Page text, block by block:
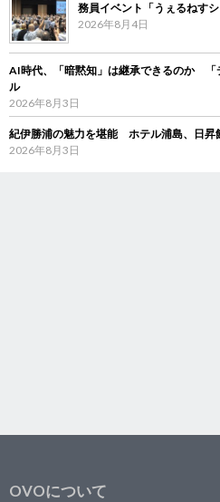
務員イベント「うぇるねすシ
2026年8月4日
AI時代、「暗黙知」は継承できるのか 「
ル
2026年8月3日
紀伊勝浦の魅力を堪能 ホテル浦島、日昇
2026年8月3日
OVOについて